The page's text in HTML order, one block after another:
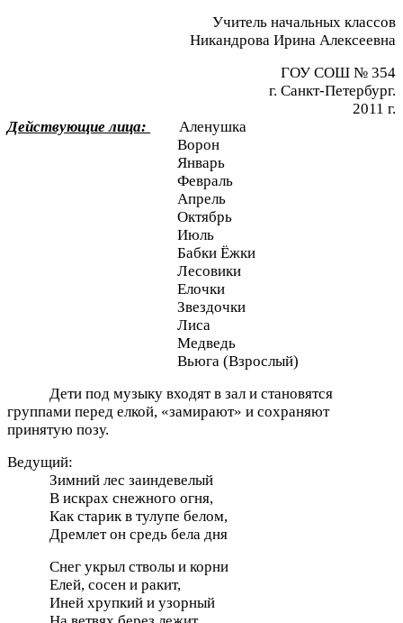
Учитель начальных классов
Никандрова Ирина Алексеевна
ГОУ СОШ № 354
г. Санкт-Петербург.
2011 г.
Действующие лица:
Аленушка
Ворон
Январь
Февраль
Апрель
Октябрь
Июль
Бабки Ёжки
Лесовики
Елочки
Звездочки
Лиса
Медведь
Вьюга (Взрослый)
Дети под музыку входят в зал и становятся
группами перед елкой, «замирают» и сохраняют
принятую позу.
Ведущий:
Зимний лес заиндевелый
В искрах снежного огня,
Как старик в тулупе белом,
Дремлет он средь бела дня
Снег укрыл стволы и корни
Елей, сосен и ракит,
Иней хрупкий и узорный